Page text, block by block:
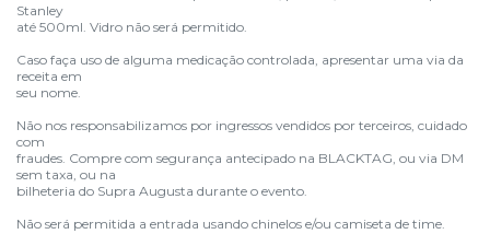
Stanley
até 500ml. Vidro não será permitido.
Caso faça uso de alguma medicação controlada, apresentar uma via da
receita em
seu nome.
Não nos responsabilizamos por ingressos vendidos por terceiros, cuidado
com
fraudes. Compre com segurança antecipado na BLACKTAG, ou via DM
sem taxa, ou na
bilheteria do Supra Augusta durante o evento.
Não será permitida a entrada usando chinelos e/ou camiseta de time.